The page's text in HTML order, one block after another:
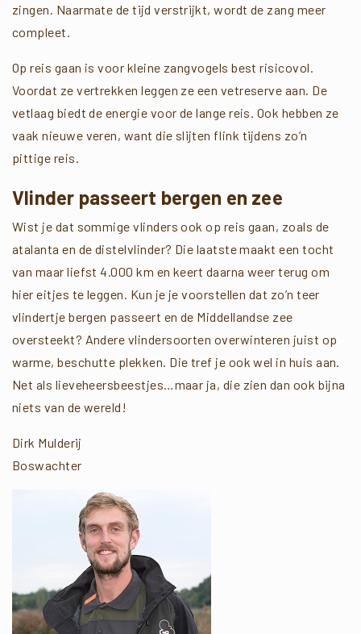
zingen. Naarmate de tijd verstrijkt, wordt de zang meer
compleet.
Op reis gaan is voor kleine zangvogels best risicovol.
Voordat ze vertrekken leggen ze een vetreserve aan. De
vetlaag biedt de energie voor de lange reis. Ook hebben ze
vaak nieuwe veren, want die slijten flink tijdens zo’n
pittige reis.
Vlinder passeert bergen en zee
Wist je dat sommige vlinders ook op reis gaan, zoals de
atalanta en de distelvlinder? Die laatste maakt een tocht
van maar liefst 4.000 km en keert daarna weer terug om
hier eitjes te leggen. Kun je je voorstellen dat zo’n teer
vlindertje bergen passeert en de Middellandse zee
oversteekt? Andere vlindersoorten overwinteren juist op
warme, beschutte plekken. Die tref je ook wel in huis aan.
Net als lieveheersbeestjes…maar ja, die zien dan ook bijna
niets van de wereld!
Dirk Mulderij
Boswachter